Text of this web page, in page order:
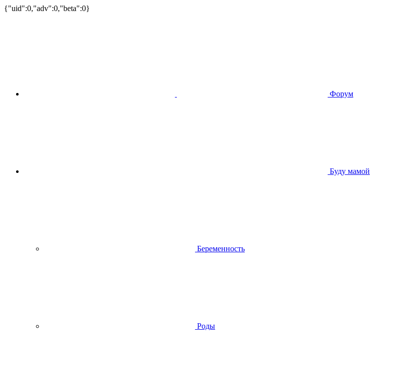
{"uid":0,"adv":0,"beta":0}
Форум
Буду мамой
Беременность
Роды